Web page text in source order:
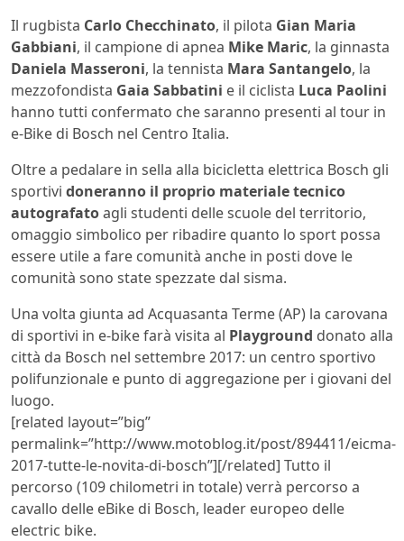
Il rugbista Carlo Checchinato, il pilota Gian Maria
Gabbiani, il campione di apnea Mike Maric, la ginnasta
Daniela Masseroni, la tennista Mara Santangelo, la
mezzofondista Gaia Sabbatini e il ciclista Luca Paolini
hanno tutti confermato che saranno presenti al tour in
e-Bike di Bosch nel Centro Italia.
Oltre a pedalare in sella alla bicicletta elettrica Bosch gli
sportivi doneranno il proprio materiale tecnico
autografatoagli studenti delle scuole del territorio,
omaggio simbolico per ribadire quanto lo sport possa
essere utile a fare comunità anche in posti dove le
comunità sono state spezzate dal sisma.
Una volta giunta ad Acquasanta Terme (AP) la carovana
di sportivi in e-bike farà visita al Playground donato alla
città da Bosch nel settembre 2017: un centro sportivo
polifunzionale e punto di aggregazione per i giovani del
luogo.
[related layout=”big”
permalink=”http://www.motoblog.it/post/894411/eicma-
2017-tutte-le-novita-di-bosch”][/related] Tutto il
percorso (109 chilometri in totale) verrà percorso a
cavallo delle eBike di Bosch, leader europeo delle
electric bike.